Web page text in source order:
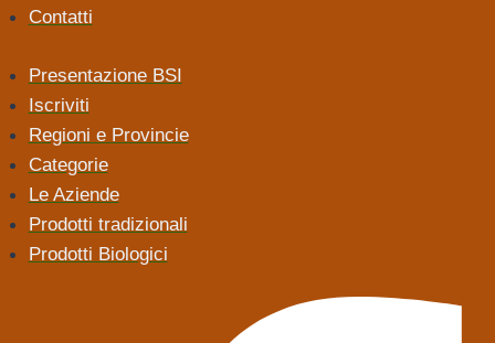
Contatti
Presentazione BSI
Iscriviti
Regioni e Provincie
Categorie
Le Aziende
Prodotti tradizionali
Prodotti Biologici